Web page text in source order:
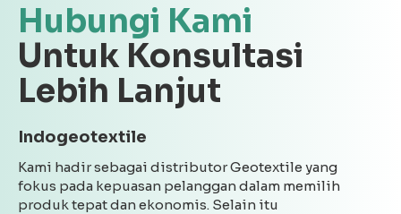
Hubungi Kami
Untuk Konsultasi
Lebih Lanjut
Indogeotextile
Kami hadir sebagai distributor Geotextile yang
fokus pada kepuasan pelanggan dalam memilih
produk tepat dan ekonomis. Selain itu